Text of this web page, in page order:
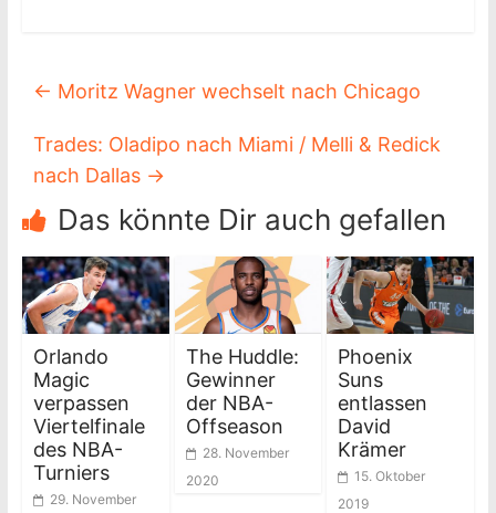
← Moritz Wagner wechselt nach Chicago
Trades: Oladipo nach Miami / Melli & Redick
nach Dallas →
Das könnte Dir auch gefallen
Orlando
Magic
verpassen
Viertelfinale
des NBA-
Turniers
29. November
The Huddle:
Gewinner
der NBA-
Offseason
28. November
2020
Phoenix
Suns
entlassen
David
Krämer
15. Oktober
2019